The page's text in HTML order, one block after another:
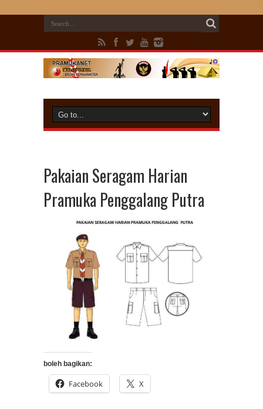
Pakaian Seragam Harian
Pramuka Penggalang Putra
boleh bagikan:
Facebook X